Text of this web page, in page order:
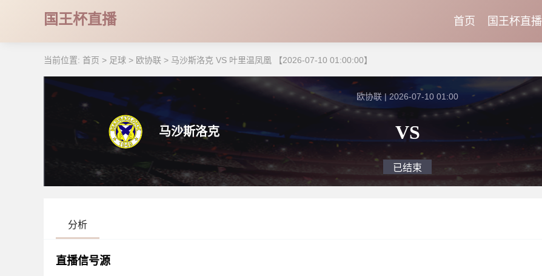
国王杯直播 首页 国王杯直播
当前位置: 首页 > 足球 > 欧协联 > 马沙斯洛克 VS 叶里温凤凰 【2026-07-10 01:00:00】
马沙斯洛克
欧协联 | 2026-07-10 01:00
VS
已结束
分析
直播信号源